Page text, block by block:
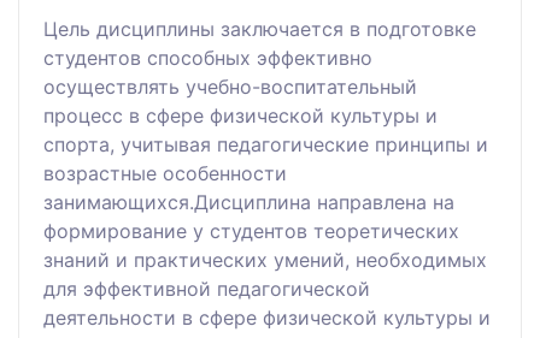
Цель дисциплины заключается в подготовке
студентов способных эффективно
осуществлять учебно-воспитательный
процесс в сфере физической культуры и
спорта, учитывая педагогические принципы и
возрастные особенности
занимающихся.Дисциплина направлена на
формирование у студентов теоретических
знаний и практических умений, необходимых
для эффективной педагогической
деятельности в сфере физической культуры и